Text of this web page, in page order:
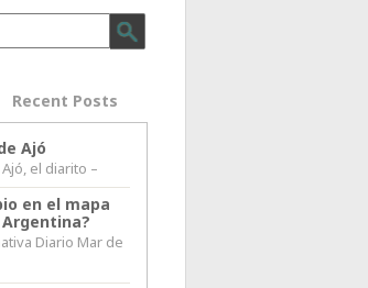
Recent Posts
Ajó
el diarito –
en el mapa
Diario Mar de